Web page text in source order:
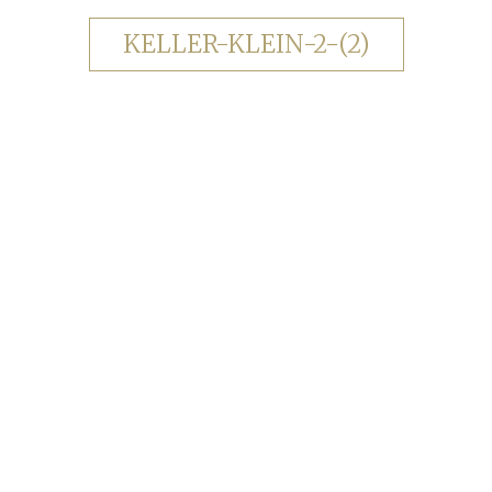
KELLER-KLEIN-2-(2)